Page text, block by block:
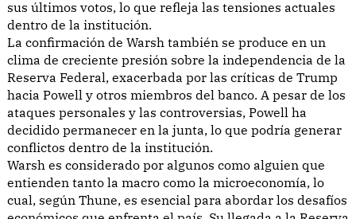
sus últimos votos, lo que refleja las tensiones actuales
dentro de la institución.
La confirmación de Warsh también se produce en un
clima de creciente presión sobre la independencia de la
Reserva Federal, exacerbada por las críticas de Trump
hacia Powell y otros miembros del banco. A pesar de los
ataques personales y las controversias, Powell ha
decidido permanecer en la junta, lo que podría generar
conflictos dentro de la institución.
Warsh es considerado por algunos como alguien que
entienden tanto la macro como la microeconomía, lo
cual, según Thune, es esencial para abordar los desafíos